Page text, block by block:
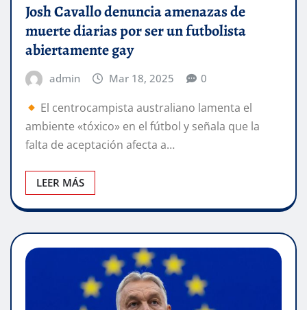
Josh Cavallo denuncia amenazas de
muerte diarias por ser un futbolista
abiertamente gay
admin Mar 18, 2025 0
El centrocampista australiano lamenta el
ambiente «tóxico» en el fútbol y señala que la
falta de aceptación afecta a…
LEER MÁS